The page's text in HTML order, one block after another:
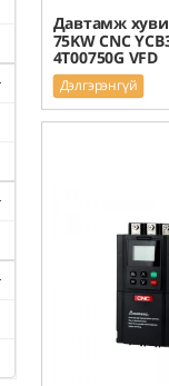
Давтамж
75KW CNC
4T00750G VFD
Дэлгэрэнгүй